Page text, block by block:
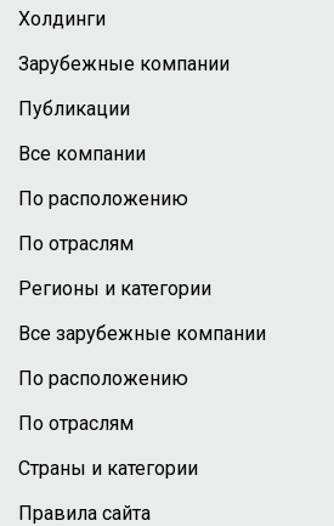
Холдинги
Зарубежные компании
Публикации
Все компании
По расположению
По отраслям
Регионы и категории
Все зарубежные компании
По расположению
По отраслям
Страны и категории
Правила сайта